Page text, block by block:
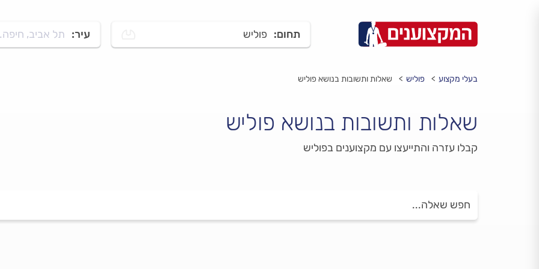
תחום: פוליש עיר: תל אביב,
בעלי מקצוע פוליש שאלות ותשובות בנושא פוליש
שאלות ותשובות בנושא פוליש
קבלו עזרה והתייעצו עם מקצוענים בפוליש